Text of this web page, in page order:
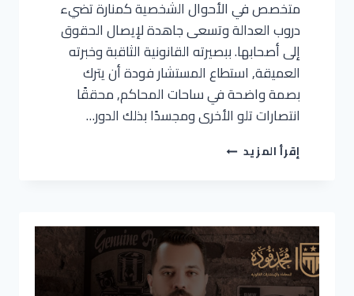
متخصص في الأحوال الشخصية كمنارة تضيء
دروب العدالة وتسعى جاهدة لإيصال الحقوق
إلى أصحابها. ببصيرته القانونية الثاقبة وخبرته
العميقة, استطاع المستشار فودة أن يترك
بصمة واضحة في ساحات المحاكم, محققًا
انتصارات تلو الأخرى ومجسدًا بذلك الدور…
إقرأ المزيد